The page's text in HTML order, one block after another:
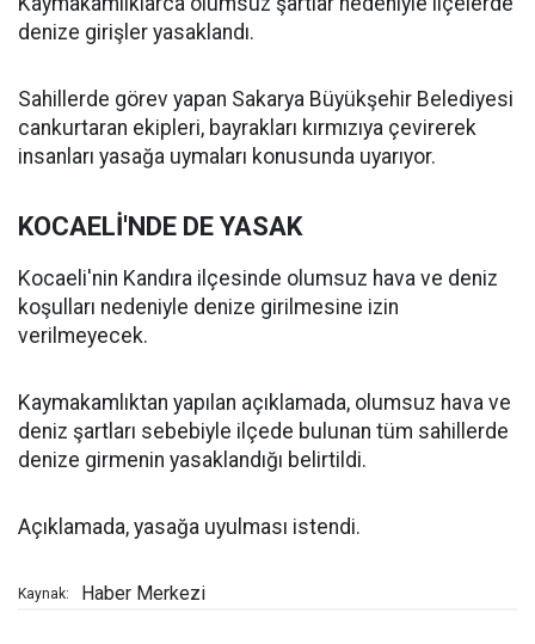
denize girişler yasaklandı.
Sahillerde görev yapan Sakarya Büyükşehir Belediyesi
cankurtaran ekipleri, bayrakları kırmızıya çevirerek
insanları yasağa uymaları konusunda uyarıyor.
KOCAELİ'NDE DE YASAK
Kocaeli'nin Kandıra ilçesinde olumsuz hava ve deniz
koşulları nedeniyle denize girilmesine izin
verilmeyecek.
Kaymakamlıktan yapılan açıklamada, olumsuz hava ve
deniz şartları sebebiyle ilçede bulunan tüm sahillerde
denize girmenin yasaklandığı belirtildi.
Açıklamada, yasağa uyulması istendi.
Kaynak: Haber Merkezi